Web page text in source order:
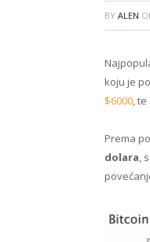
BY ALEN
koju je
$6000,
Prema
dolara,